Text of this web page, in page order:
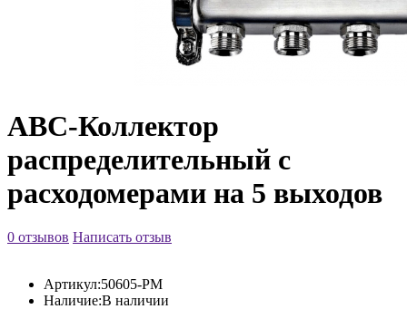
АВС-Коллектор
распределительный с
расходомерами на 5 выходов
0 отзывов Написать отзыв
Артикул:50605-РМ
Наличие:В наличии